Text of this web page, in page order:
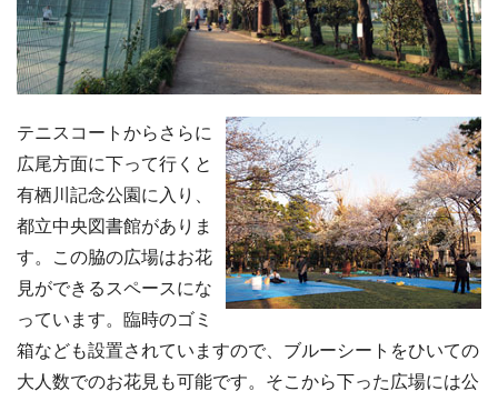
テニスコートからさらに
広尾方面に下って行くと
有栖川記念公園に入り、
都立中央図書館がありま
す。この脇の広場はお花
見ができるスペースにな
っています。臨時のゴミ
箱なども設置されていますので、ブルーシートをひいての
大人数でのお花見も可能です。そこから下った広場には公